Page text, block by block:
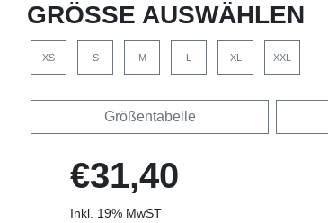
GRÖSSE AUSWÄHLEN
XS S M L XL XXL
Größentabelle
€31,40
Inkl. 19% MwST